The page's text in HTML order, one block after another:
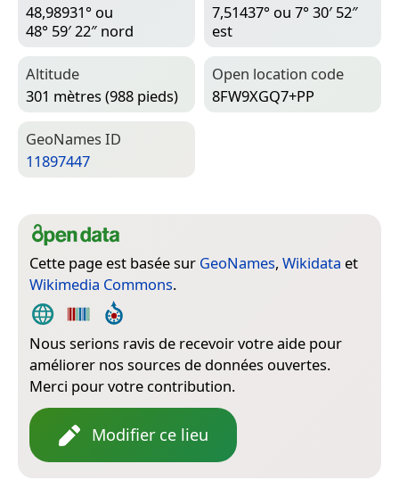
48,98931° ou
48° 59′ 22″ nord
7,51437° ou 7° 30′ 52″
est
Altitude
301 mètres (988 pieds)
Open location code
8FW9XGQ7+PP
Geo­Names ID
11897447
Cette page est basée sur GeoNames, Wikidata et
Wikimedia Commons.
Nous serions ravis de recevoir votre aide pour
améliorer nos sources de données ouvertes.
Merci pour votre contribution.
Modifier ce lieu